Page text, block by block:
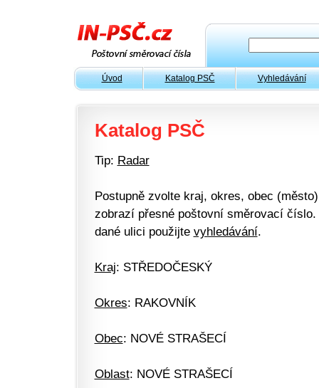
Úvod Katalog PSČ Vyhledávání
Katalog PSČ
Tip: Radar
Postupně zvolte kraj, okres, obec
zobrazí přesné poštovní směrovací
dané ulici použijte vyhledávání.
Kraj: STŘEDOČESKÝ
Okres: RAKOVNÍK
Obec: NOVÉ STRAŠECÍ
Oblast: NOVÉ STRAŠECÍ